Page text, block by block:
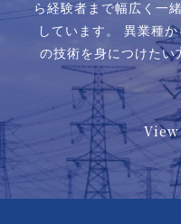
ら経験者まで幅広く一
しています。
異業種
の技術を身につけたい